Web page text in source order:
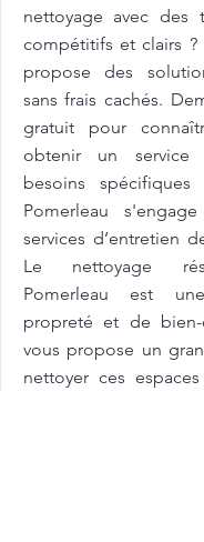
nettoyage avec des
compétitifs et clairs ?
propose des
sans frais cachés.
gratuit pour
obtenir un
besoins
Pomerleau
services d’entretien
Le nettoyage
Pomerleau est
propreté et de bien-
vous propose un
nettoyer ces